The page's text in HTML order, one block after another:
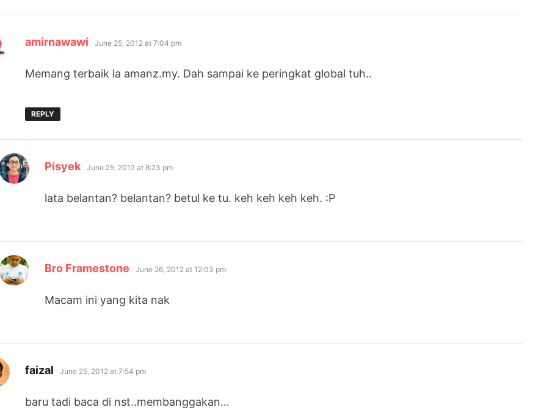
amirnawawi says:
June 25, 2012 at 7:04 pm
Memang terbaik la amanz.my. Dah sampai ke peringkat global tuh..
REPLY
Pisyek says:
June 25, 2012 at 8:23 pm
lata belantan? belantan? betul ke tu. keh keh keh keh. :P
Bro Framestone says:
June 26, 2012 at 12:03 pm
Macam ini yang kita nak
faizal says:
June 25, 2012 at 7:54 pm
baru tadi baca di nst..membanggakan…